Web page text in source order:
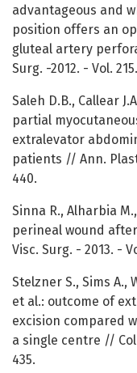
advantageous and
position offers an
gluteal artery
Surg. -2012. - Vol.
Saleh D.B., Callear
partial
extralevator
patients // Ann.
440.
Sinna R., Alharbia
perineal wound
Visc. Surg. - 2013. -
Stelzner S., Sims A.,
et al.: outcome of
excision compared
a single centre //
435.